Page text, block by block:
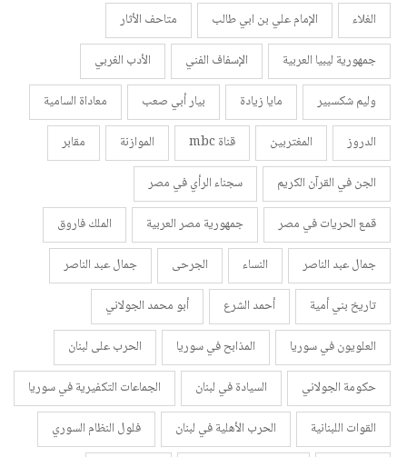
الغلاء
الإمام علي بن ابي طالب
متاحف الأثار
جمهورية ليبيا العربية
الإسفاف الفني
الأدب الغربي
وليم شكسبير
مايا زيادة بيار أبي صعب
معاداة السامية
الدروز
المغتربين قناة mbc الموازنة
مقابر
الجن في القرآن الكريم
سجناء الرأي في مصر
قمع الحريات في مصر
جمهورية مصر العربية
الملك فاروق
جمال عبد الناصر
النساء الجرحى
جمال عبد الناصر
تاريخ بني أمية
أحمد الشرع
أبو محمد الجولاني
العلويون في سوريا
المذابح في سوريا
الحرب على لبنان
حكومة الجولاني
السيادة في لبنان
الجماعات التكفيرية في سوريا
القوات اللبنانية
الحرب الأهلية في لبنان
فلول النظام السوري